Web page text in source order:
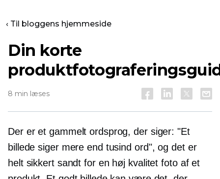
‹ Til bloggens hjemmeside
Din korte
8 min læses
Der er et gammelt ordsprog, der siger: "Et
billede siger mere end tusind ord", og det er
helt sikkert sandt for en høj kvalitet foto af et